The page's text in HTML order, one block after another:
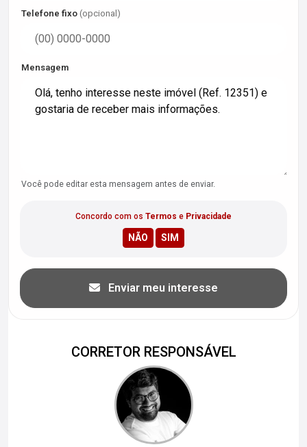
Telefone fixo (opcional)
Mensagem
Você pode editar esta mensagem antes de enviar.
Concordo com os Termos e Privacidade
Enviar meu interesse
CORRETOR RESPONSÁVEL